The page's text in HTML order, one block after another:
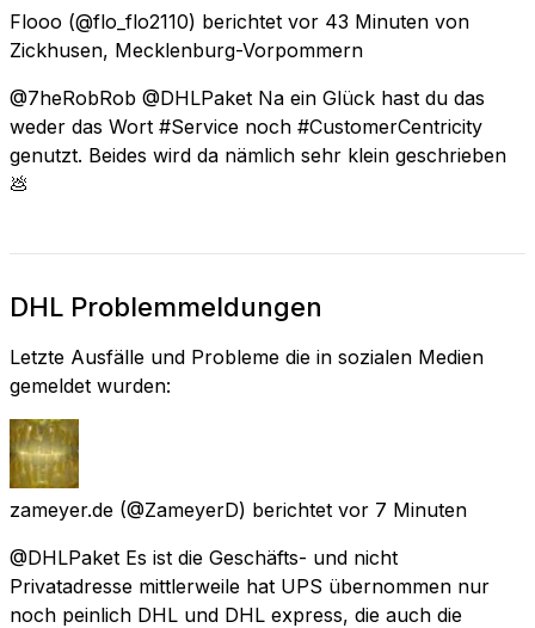
Flooo (@flo_flo2110) berichtet vor 43 Minuten von
Zickhusen, Mecklenburg-Vorpommern
@7heRobRob @DHLPaket Na ein Glück hast du das
weder das Wort #Service noch #CustomerCentricity
genutzt. Beides wird da nämlich sehr klein geschrieben
💩
DHL Problemmeldungen
Letzte Ausfälle und Probleme die in sozialen Medien
gemeldet wurden:
zameyer.de (@ZameyerD) berichtet vor 7 Minuten
@DHLPaket Es ist die Geschäfts- und nicht
Privatadresse mittlerweile hat UPS übernommen nur
noch peinlich DHL und DHL express, die auch die